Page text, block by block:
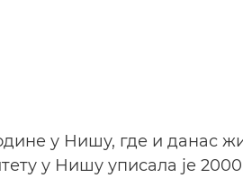
у Нишу, где и данас
у Нишу уписала је